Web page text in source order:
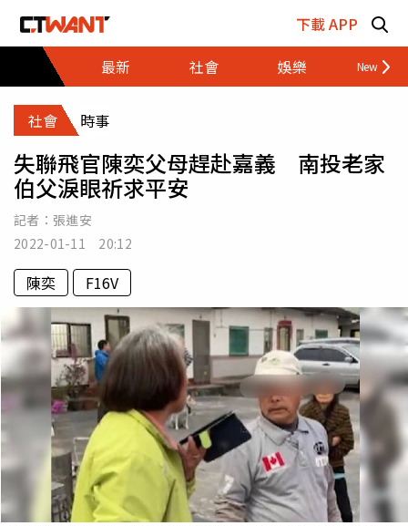
下載 APP
最新
社會 娛樂 財經
社會 時事
失聯飛官陳奕父母趕赴嘉義 南投老家
伯父淚眼祈求平安
記者： 張進安
2022-01-11 20:12
陳奕 F16V